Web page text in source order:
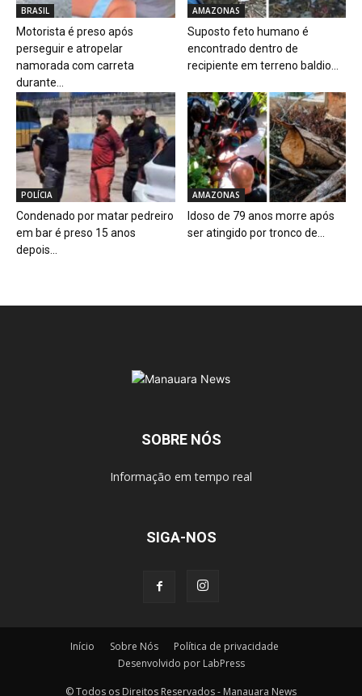
BRASIL
Motorista é preso após
perseguir e atropelar
namorada com carreta
durante...
AMAZONAS
Suposto feto humano é
encontrado dentro de
recipiente em terreno baldio...
POLÍCIA
Condenado por matar pedreiro
em bar é preso 15 anos
depois...
AMAZONAS
Idoso de 79 anos morre após
ser atingido por tronco de...
SOBRE NÓS
Informação em tempo real
SIGA-NOS
Início Sobre Nós
Política de privacidade
Desenvolvido por LabPress
© Todos os Direitos Reservados - Manauara News